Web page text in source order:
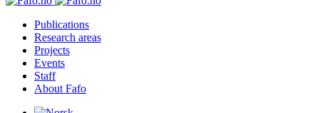
Publications
Research areas
Projects
Events
Staff
About Fafo